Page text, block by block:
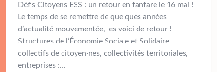
Défis Citoyens ESS : un retour en fanfare le 16 mai !
Le temps de se remettre de quelques années
d’actualité mouvementée, les voici de retour !
Structures de l’Économie Sociale et Solidaire,
collectifs de citoyen·nes, collectivités territoriales,
entreprises :…